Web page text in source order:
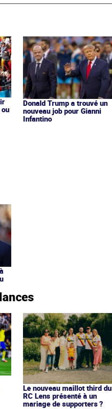
Donald Trump a trouvé un
nouveau job pour Gianni
Infantino
Le nouveau maillot third du
RC Lens présenté à un
mariage de supporters ?